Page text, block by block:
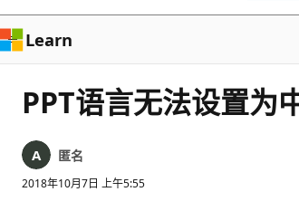
容
Learn
PPT语言无法设置为
匿名
2018年10月7日 上午5:55